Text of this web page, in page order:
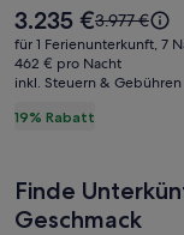
mit
Gartenhütte
19% Rabatt
Der
Preis
beträgt
3.235 €.
3.235 €Der
alte
Preis
war
zum
3.977 €
für 1 Ferienunterkunft, 7
462 € pro Nacht
inkl. Steuern & Gebühren
Finde
Geschmack